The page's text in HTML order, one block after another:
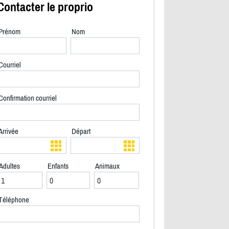
le proprio
Nom
courriel
Départ
Enfants Animaux